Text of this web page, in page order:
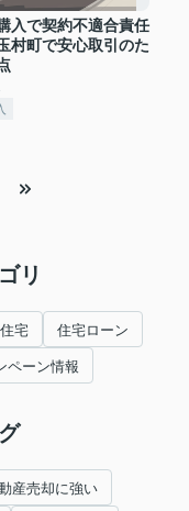
入で契約不適合責任
村町で安心取引のた
リ
宅 住宅ローン
ペーン情報
産売却に強い